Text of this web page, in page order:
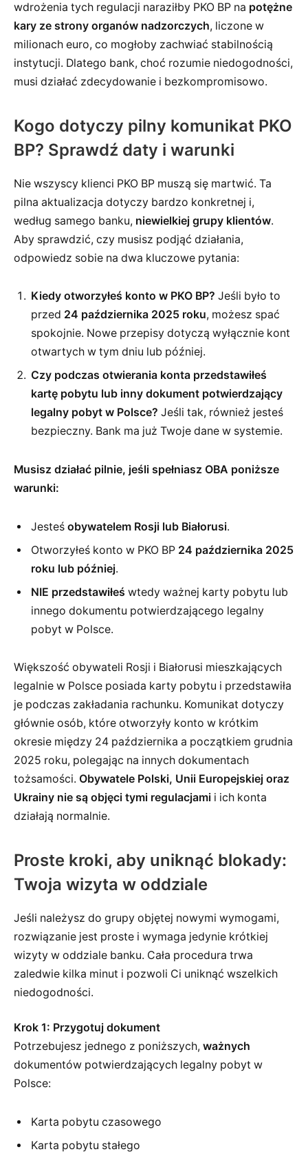
wdrożenia tych regulacji naraziłby PKO BP na potężne
kary ze strony organów nadzorczych, liczone w
milionach euro, co mogłoby zachwiać stabilnością
instytucji. Dlatego bank, choć rozumie niedogodności,
musi działać zdecydowanie i bezkompromisowo.
Kogo dotyczy pilny komunikat PKO
BP? Sprawdź daty i warunki
Nie wszyscy klienci PKO BP muszą się martwić. Ta
pilna aktualizacja dotyczy bardzo konkretnej i,
według samego banku, niewielkiej grupy klientów.
Aby sprawdzić, czy musisz podjąć działania,
odpowiedz sobie na dwa kluczowe pytania:
Kiedy otworzyłeś konto w PKO BP? Jeśli było to
przed 24 października 2025 roku, możesz spać
spokojnie. Nowe przepisy dotyczą wyłącznie kont
otwartych w tym dniu lub później.
Czy podczas otwierania konta przedstawiłeś
kartę pobytu lub inny dokument potwierdzający
legalny pobyt w Polsce? Jeśli tak, również jesteś
bezpieczny. Bank ma już Twoje dane w systemie.
Musisz działać pilnie, jeśli spełniasz OBA poniższe
warunki:
Jesteś obywatelem Rosji lub Białorusi.
Otworzyłeś konto w PKO BP 24 października 2025
roku lub później.
NIE przedstawiłeś wtedy ważnej karty pobytu lub
innego dokumentu potwierdzającego legalny
pobyt w Polsce.
Większość obywateli Rosji i Białorusi mieszkających
legalnie w Polsce posiada karty pobytu i przedstawiła
je podczas zakładania rachunku. Komunikat dotyczy
głównie osób, które otworzyły konto w krótkim
okresie między 24 października a początkiem grudnia
2025 roku, polegając na innych dokumentach
tożsamości. Obywatele Polski, Unii Europejskiej oraz
Ukrainy nie są objęci tymi regulacjami i ich konta
działają normalnie.
Proste kroki, aby uniknąć blokady:
Twoja wizyta w oddziale
Jeśli należysz do grupy objętej nowymi wymogami,
rozwiązanie jest proste i wymaga jedynie krótkiej
wizyty w oddziale banku. Cała procedura trwa
zaledwie kilka minut i pozwoli Ci uniknąć wszelkich
niedogodności.
Krok 1: Przygotuj dokument
Potrzebujesz jednego z poniższych, ważnych
dokumentów potwierdzających legalny pobyt w
Polsce:
Karta pobytu czasowego
Karta pobytu stałego